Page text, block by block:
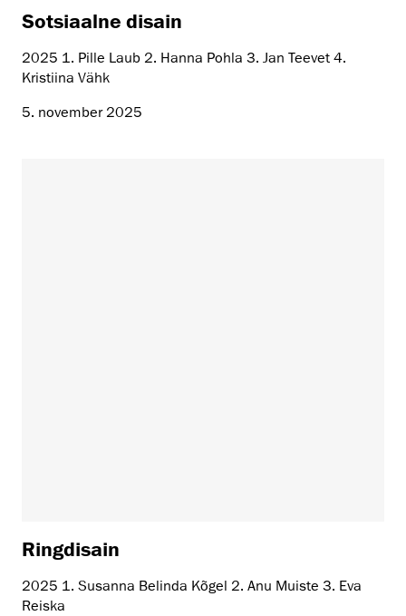
Sotsiaalne disain
2025 1. Pille Laub 2. Hanna Pohla 3. Jan Teevet 4.
Kristiina Vähk
5. november 2025
Ringdisain
2025 1. Susanna Belinda Kõgel 2. Anu Muiste 3. Eva
Reiska